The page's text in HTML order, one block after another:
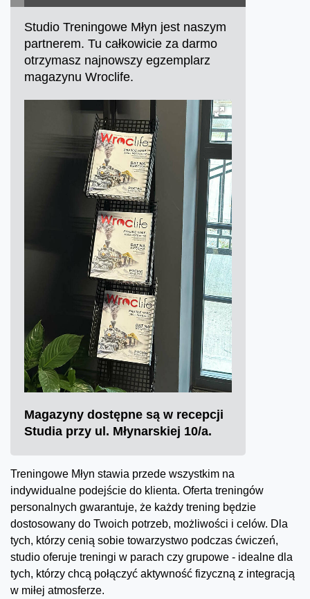
Studio Treningowe Młyn jest naszym
partnerem. Tu całkowicie za darmo
otrzymasz najnowszy egzemplarz
magazynu Wroclife.
Magazyny dostępne są w recepcji
Studia przy ul. Młynarskiej 10/a.
Treningowe Młyn stawia przede wszystkim na
indywidualne podejście do klienta. Oferta treningów
personalnych gwarantuje, że każdy trening będzie
dostosowany do Twoich potrzeb, możliwości i celów. Dla
tych, którzy cenią sobie towarzystwo podczas ćwiczeń,
studio oferuje treningi w parach czy grupowe - idealne dla
tych, którzy chcą połączyć aktywność fizyczną z integracją
w miłej atmosferze.